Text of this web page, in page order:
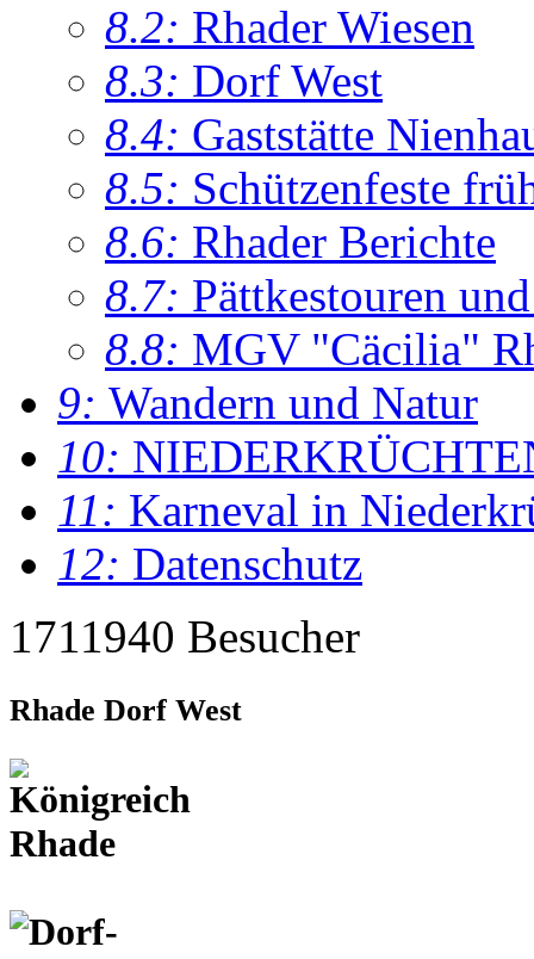
8.2: Rhader Wiesen
8.3: Dorf West
8.4: Gaststätte
8.5: Schützenfeste
8.6: Rhader Berichte
8.7: Pättkestouren
8.8: MGV "Cäcilia"
9: Wandern und Natur
10:
11: Karneval in
12: Datenschutz
1711940 Besucher
Rhade Dorf West